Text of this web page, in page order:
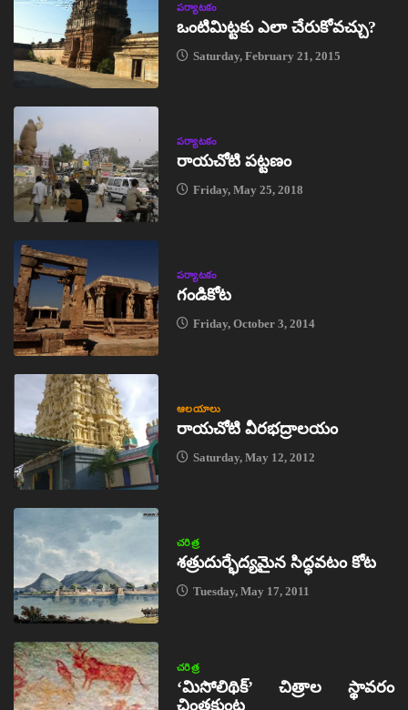
పర్యాటకం
ఒంటిమిట్టకు ఎలా చేరుకోవచ్చు?
Saturday, February 21, 2015
పర్యాటకం
రాయచోటి పట్టణం
Friday, May 25, 2018
పర్యాటకం
గండికోట
Friday, October 3, 2014
ఆలయాలు
రాయచోటి వీరభద్రాలయం
Saturday, May 12, 2012
చరిత్ర
శత్రుదుర్భేద్యమైన సిద్ధవటం కోట
Tuesday, May 17, 2011
చరిత్ర
‘మిసోలిథిక్‌’ చిత్రాల స్థావరం
చింతకుంట